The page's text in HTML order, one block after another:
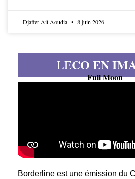
Djaffer Ait Aoudia 8 juin 2026
LECO EN
Full Moon
Borderline est une émission du